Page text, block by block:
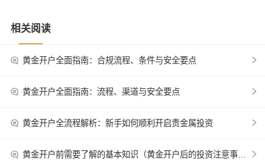
相关阅读
黄金开户全面指南：合规流程、条件与安全要点
黄金开户全面指南：流程、渠道与安全要点
黄金开户全流程解析：新手如何顺利开启贵金属投资
黄金开户前需要了解的基本知识（黄金开户后的投资注意事项）